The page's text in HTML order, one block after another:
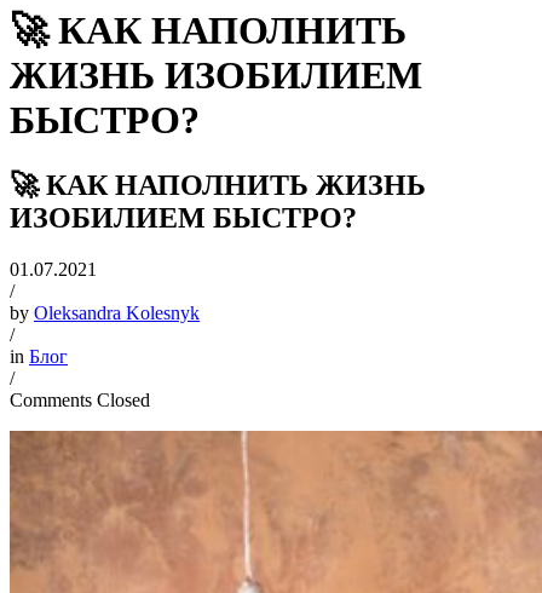
🚀 КАК НАПОЛНИТЬ
ЖИЗНЬ ИЗОБИЛИЕМ
БЫСТРО?
🚀 КАК НАПОЛНИТЬ ЖИЗНЬ
ИЗОБИЛИЕМ БЫСТРО?
01.07.2021
/
by Oleksandra Kolesnyk
/
in Блог
/
Comments Closed